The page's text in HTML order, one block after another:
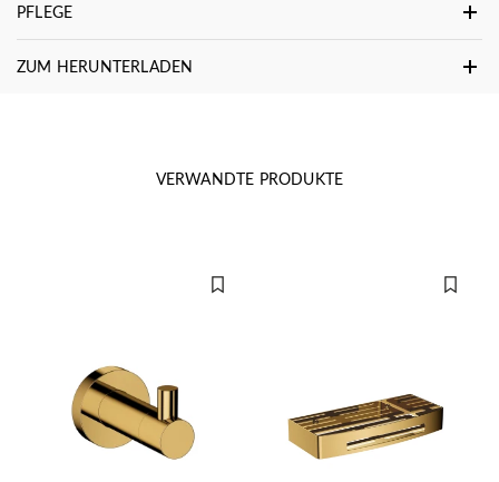
PFLEGE
ZUM HERUNTERLADEN
VERWANDTE PRODUKTE